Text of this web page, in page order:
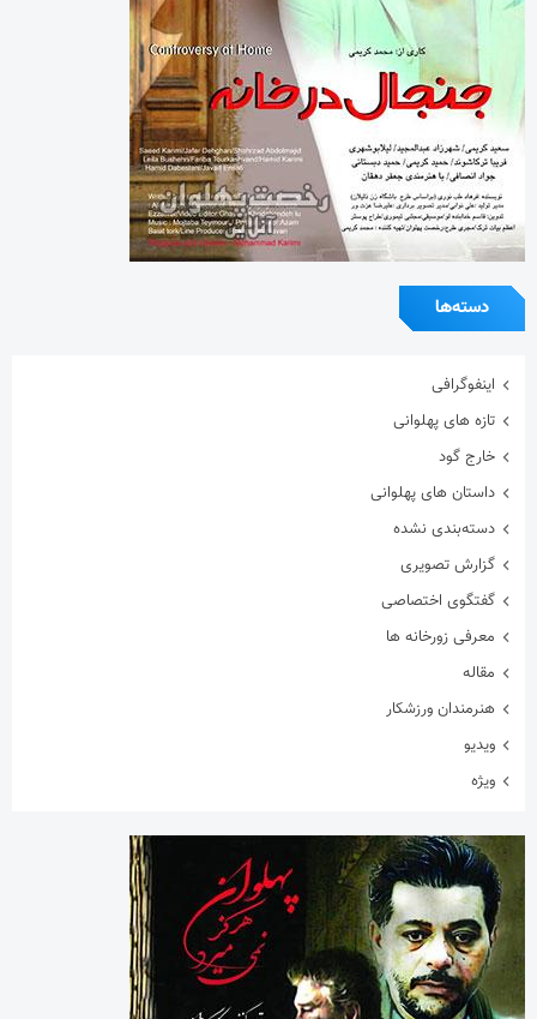
دسته‌ها
اینفوگرافی
تازه های پهلوانی
خارج گود
داستان های پهلوانی
دسته‌بندی نشده
گزارش تصویری
گفتگوی اختصاصی
معرفی زورخانه ها
هنرمندان ورزشکار
ویدیو